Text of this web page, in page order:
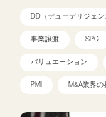
DD（デューデリジェン
事業譲渡 SPC
バリュエーション
PMI M&A業界